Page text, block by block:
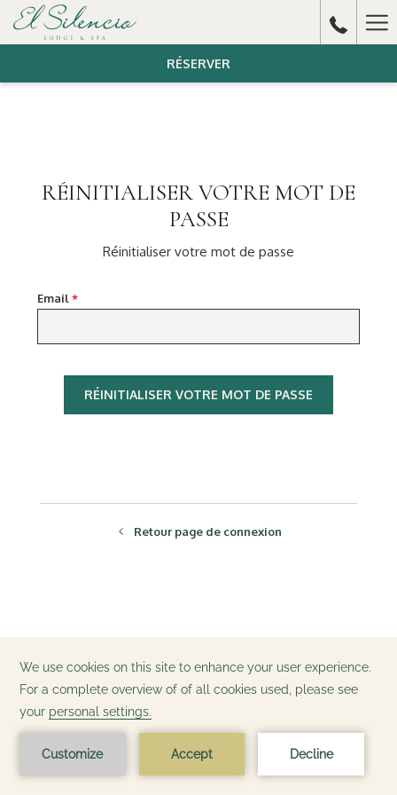
RÉSERVER
RÉINITIALISER VOTRE MOT DE
PASSE
Réinitialiser votre mot de passe
Email*
RÉINITIALISER VOTRE MOT DE PASSE
Retour page de connexion